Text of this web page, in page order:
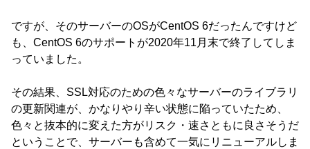
ですが、そのサーバーのOSがCentOS 6だったんですけど
も、CentOS 6のサポートが2020年11月末で終了してしま
っていました。
その結果、SSL対応のための色々なサーバーのライブラリ
の更新関連が、かなりやり辛い状態に陥っていたため、
色々と抜本的に変えた方がリスク・速さともに良さそうだ
ということで、サーバーも含めて一気にリニューアルしま